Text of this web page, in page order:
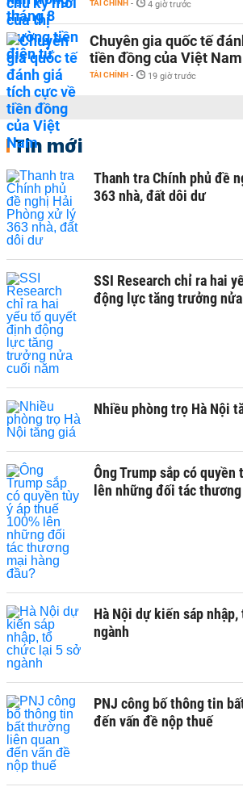
TÀI CHÍNH - 4 giờ trước
Chuyên gia quốc tế
tiền đồng của Việt Nam
TÀI CHÍNH - 19 giờ trước
Tin mới
Thanh tra Chính phủ đề
363 nhà, đất dôi dư
SSI Research chỉ ra hai
động lực tăng trưởng
Nhiều phòng trọ Hà Nội
Ông Trump sắp có quyền
lên những đối tác
Hà Nội dự kiến sáp
ngành
PNJ công bố thông tin
đến vấn đề nộp thuế